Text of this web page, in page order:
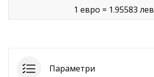
1 евро = 1.95583 лев
Параметри